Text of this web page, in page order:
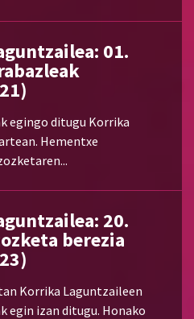
01.
egingo ditugu Korrika
Hementxe
20.
berezia
Korrika Laguntzaileen
egin izan ditugu. Honako